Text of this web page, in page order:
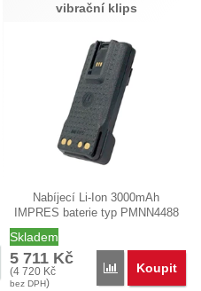
vibrační klips
Nabíjecí Li-Ion 3000mAh
IMPRES baterie typ PMNN4488
Skladem
5 711 Kč
(4 720 Kč
bez DPH)
Porovnat
Koupit